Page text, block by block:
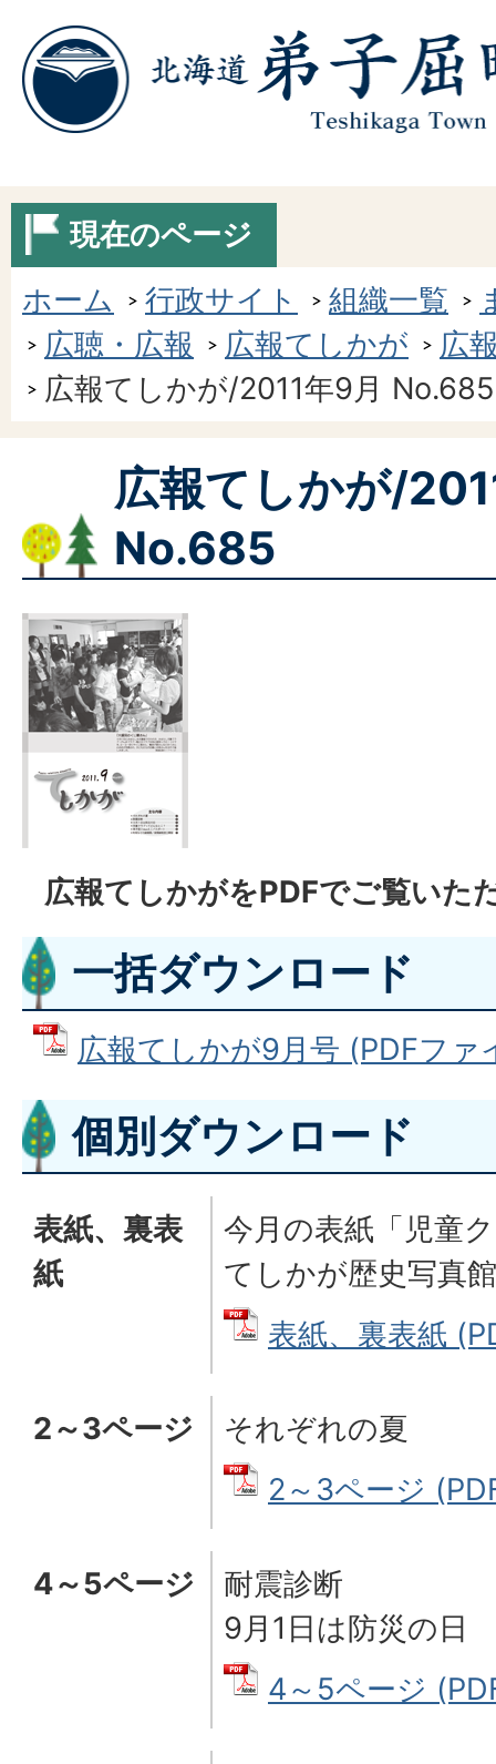
現在のページ
ホーム
行政サイト 組織一覧
広聴・広報
広報てしかが
広
広報てしかが/2011年9月 No.685
広報てしかが/
No.685
広報てしかがをPDFでご覧いた
一括ダウンロード
広報てしかが9月号 (PDFファ
個別ダウンロード
表紙、裏表
紙
今月の表紙「児童
てしかが歴史写真館
表紙、裏表紙
2～3ページ
それぞれの夏
2～3ページ
4～5ページ
耐震診断
9月1日は防災の日
4～5ページ